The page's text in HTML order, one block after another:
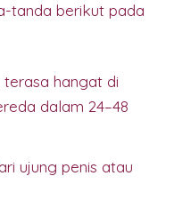
tanda berikut pada
hangat di
dalam 24–48
ujung penis atau